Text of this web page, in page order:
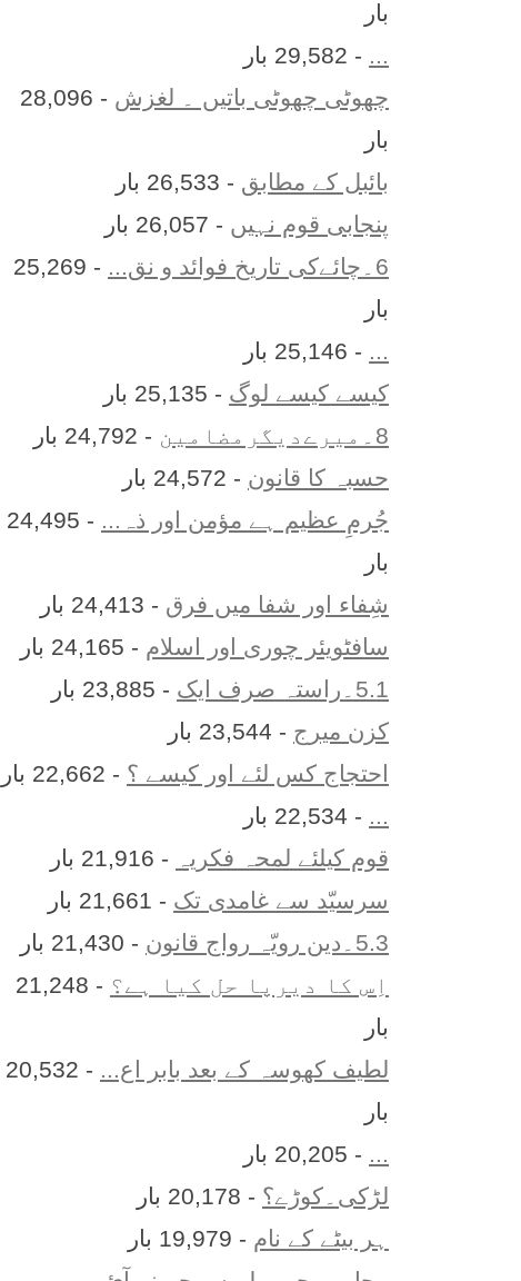
بار
- 29,582 بار
چھوٹی چھوٹی باتیں ۔ لغزش
- 28,096
بار
بائبل کے مطابق - 26,533 بار
پنجابی قوم نہیں - 26,057 بار
6۔چائےکی تاریخ فوائد و نق...
- 25,269
بار
- 25,146 بار
کیسے کیسے لوگ - 25,135 بار
8۔میرےدیگرمضامین
- 24,792 بار
حسبہ کا قانون - 24,572 بار
جُرمِ عظیم ہے مؤمن اور ذہ...
- 24,495
بار
شِفاء اور شفا میں فرق - 24,413 بار
سافٹویئر چوری اور اسلام - 24,165 بار
5.1۔راستہ صرف ایک
- 23,885 بار
کزن ميرج - 23,544 بار
احتجاج کس لئے اور کیسے ؟ - 22,662 بار
- 22,534 بار
قوم کیلئے لمحہ فکریہ
- 21,916 بار
سرسیّد سے غامدی تک - 21,661 بار
5.3۔دین رویّہ رواج قانون
- 21,430 بار
اِس کا ديرپا حل کيا ہے؟
- 21,248
بار
لطیف کھوسہ کے بعد بابر اع...
- 20,532
بار
- 20,205 بار
لڑکی۔کوڑے؟ - 20,178 بار
ہر بيٹے کے نام - 19,979 بار